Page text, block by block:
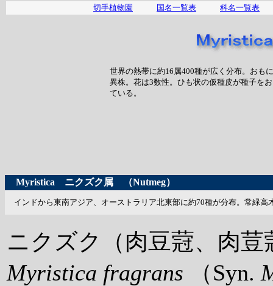
切手植物園 国名一覧表 科名一覧表
世界の熱帯に約16属400種が広く分布。おも
異株。花は3数性。ひも状の仮種皮が種子を
ている。
Myristica ニクズク属 （Nutmeg）
インドから東南アジア、オーストラリア北東部に約70種が分布。常緑高
ニクズク（肉豆蒄、肉荳
Myristica fragrans （Syn.